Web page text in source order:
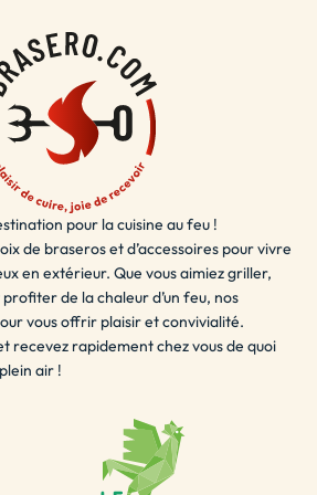
est également sécurisé et facile à
devous détendre
en toute sécurité. Que vous
temps en solo ou partager des
avec des amis et de la famille, le
la solution idéale pour ajouter une
style à votre espace extérieur.
/ BRASERO POUR
est unexcellent choixpour les
air. Il peut être utilisé pour se
agréable. Les braseros extérieurs
une variété de tailles et de
le fer, l'acier inoxydable, l'acier
pour la cuisine au feu !
de braseros et d’accessoires pour vivre
en extérieur. Que vous aimiez griller,
de la chaleur d’un feu, nos
vous offrir plaisir et convivialité.
recevez rapidement chez vous de quoi
air !